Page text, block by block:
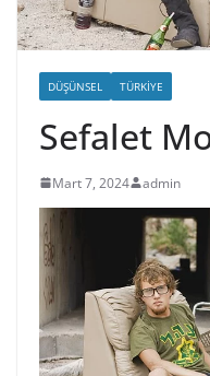
DÜŞÜNSEL TÜRKIYE
Sefalet
Mart 7, 2024 admin